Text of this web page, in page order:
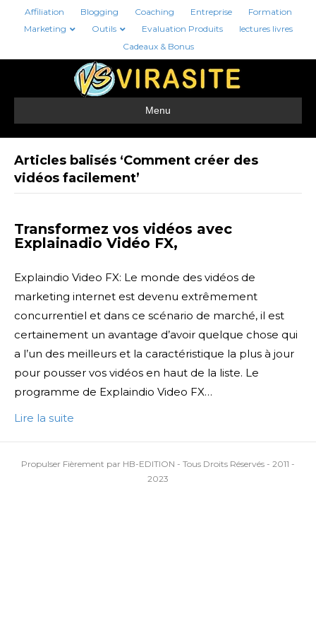
Affiliation Blogging Coaching Entreprise
Formation
Marketing
Outils Evaluation Produits
lectures livres
Cadeaux & Bonus
Menu
Articles balisés ‘Comment créer des
vidéos facilement’
Transformez vos vidéos avec
Explainadio Vidéo FX,
Explaindio Video FX: Le monde des vidéos de
marketing internet est devenu extrêmement
concurrentiel et dans ce scénario de marché, il est
certainement un avantage d’avoir quelque chose qui
a l’un des meilleurs et la caractéristique la plus à jour
pour pousser vos vidéos en haut de la liste. Le
programme de Explaindio Video FX…
Lire la suite
Propulser Fièrement par HB-EDITION - Tous Droits Réservés - 2011 -
2023